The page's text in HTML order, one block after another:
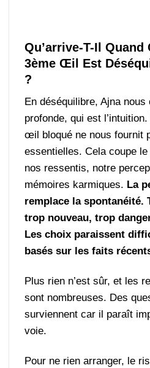
Qu’arrive-T-Il Quand
3ème Œil Est
?
En déséquilibre, Ajna
profonde, qui est
œil bloqué ne nous fournit
essentielles. Cela coupe
nos ressentis, notre
mémoires karmiques. La
remplace la spontanéité.
trop nouveau, trop
Les choix paraissent
basés sur les faits
Plus rien n’est sûr, et les
sont nombreuses. Des
surviennent car il paraît
voie.
Pour ne rien arranger, le